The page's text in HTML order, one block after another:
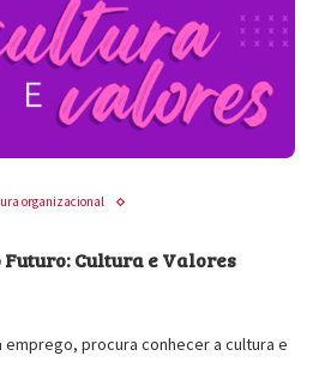
organizacional
Cultura e Valores
emprego, procura conhecer a cultura e